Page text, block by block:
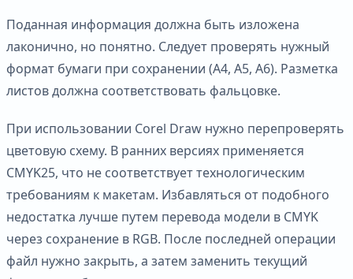
Поданная информация должна быть изложена
лаконично, но понятно. Следует проверять нужный
формат бумаги при сохранении (А4, А5, А6). Разметка
листов должна соответствовать фальцовке.
При использовании Corel Draw нужно перепроверять
цветовую схему. В ранних версиях применяется
CMYK25, что не соответствует технологическим
требованиям к макетам. Избавляться от подобного
недостатка лучше путем перевода модели в CMYK
через сохранение в RGB. После последней операции
файл нужно закрыть, а затем заменить текущий